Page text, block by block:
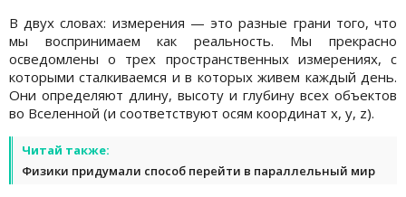
В двух словах: измерения — это разные грани того, что
мы воспринимаем как реальность. Мы прекрасно
осведомлены о трех пространственных измерениях, с
которыми сталкиваемся и в которых живем каждый день.
Они определяют длину, высоту и глубину всех объектов
во Вселенной (и соответствуют осям координат x, y, z).
Читай также:
Физики придумали способ перейти в параллельный мир